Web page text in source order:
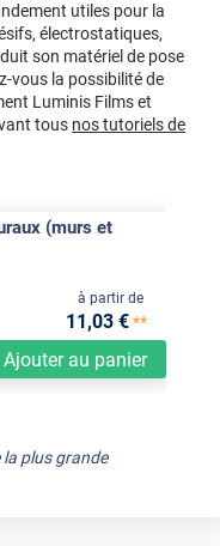
utiles pour la
électrostatiques,
son matériel de pose
vous la possibilité de
Luminis Films et
tous nos tutoriels de
(murs et
Ajouter au panier
à partir de
11,03 €**
plus grande